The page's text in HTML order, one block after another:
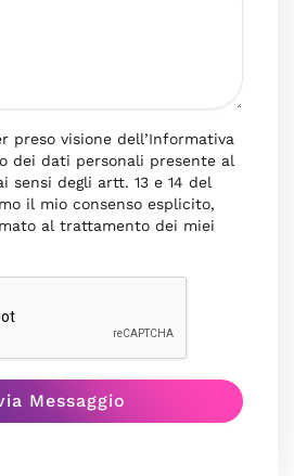
preso visione dell’Informativa
dei dati personali presente al
sensi degli artt. 13 e 14 del
il mio consenso esplicito,
al trattamento dei miei